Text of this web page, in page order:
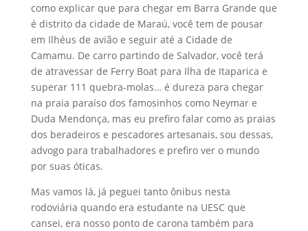
como explicar que para chegar em Barra Grande que
é distrito da cidade de Maraú, você tem de pousar
em Ilhéus de avião e seguir até a Cidade de
Camamu. De carro partindo de Salvador, você terá
de atravessar de Ferry Boat para Ilha de Itaparica e
superar 111 quebra-molas… é dureza para chegar
na praia paraíso dos famosinhos como Neymar e
Duda Mendonça, mas eu prefiro falar como as praias
dos beradeiros e pescadores artesanais, sou dessas,
advogo para trabalhadores e prefiro ver o mundo
por suas óticas.
Mas vamos lá, já peguei tanto ônibus nesta
rodoviária quando era estudante na UESC que
cansei, era nosso ponto de carona também para